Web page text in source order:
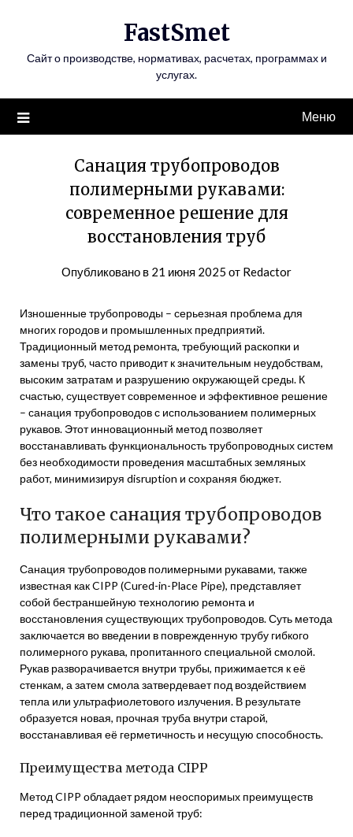
FastSmet
Сайт о производстве, нормативах, расчетах, программах и
услугах.
Меню
Санация трубопроводов
полимерными рукавами:
современное решение для
восстановления труб
Опубликовано в 21 июня 2025 от Redactor
Изношенные трубопроводы – серьезная проблема для
многих городов и промышленных предприятий.
Традиционный метод ремонта, требующий раскопки и
замены труб, часто приводит к значительным неудобствам,
высоким затратам и разрушению окружающей среды. К
счастью, существует современное и эффективное решение
– санация трубопроводов с использованием полимерных
рукавов. Этот инновационный метод позволяет
восстанавливать функциональность трубопроводных систем
без необходимости проведения масштабных земляных
работ, минимизируя disruption и сохраняя бюджет.
Что такое санация трубопроводов
полимерными рукавами?
Санация трубопроводов полимерными рукавами, также
известная как CIPP (Cured-in-Place Pipe), представляет
собой бестраншейную технологию ремонта и
восстановления существующих трубопроводов. Суть метода
заключается во введении в поврежденную трубу гибкого
полимерного рукава, пропитанного специальной смолой.
Рукав разворачивается внутри трубы, прижимается к её
стенкам, а затем смола затвердевает под воздействием
тепла или ультрафиолетового излучения. В результате
образуется новая, прочная труба внутри старой,
восстанавливая её герметичность и несущую способность.
Преимущества метода CIPP
Метод CIPP обладает рядом неоспоримых преимуществ
перед традиционной заменой труб: